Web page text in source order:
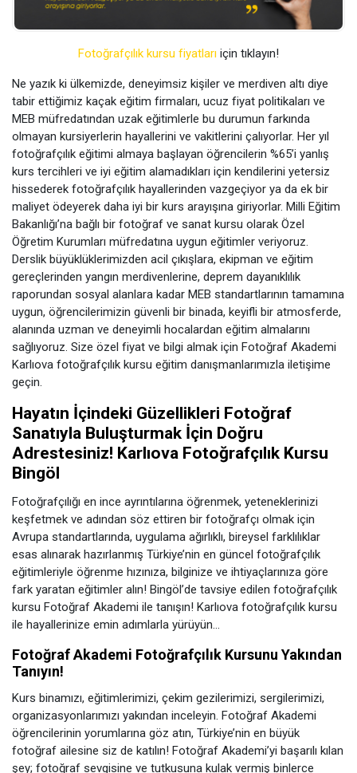
Fotoğrafçılık kursu fiyatları için tıklayın!
Ne yazık ki ülkemizde, deneyimsiz kişiler ve merdiven altı diye
tabir ettiğimiz kaçak eğitim firmaları, ucuz fiyat politikaları ve
MEB müfredatından uzak eğitimlerle bu durumun farkında
olmayan kursiyerlerin hayallerini ve vakitlerini çalıyorlar. Her yıl
fotoğrafçılık eğitimi almaya başlayan öğrencilerin %65’i yanlış
kurs tercihleri ve iyi eğitim alamadıkları için kendilerini yetersiz
hissederek fotoğrafçılık hayallerinden vazgeçiyor ya da ek bir
maliyet ödeyerek daha iyi bir kurs arayışına giriyorlar. Milli Eğitim
Bakanlığı’na bağlı bir fotoğraf ve sanat kursu olarak Özel
Öğretim Kurumları müfredatına uygun eğitimler veriyoruz.
Derslik büyüklüklerimizden acil çıkışlara, ekipman ve eğitim
gereçlerinden yangın merdivenlerine, deprem dayanıklılık
raporundan sosyal alanlara kadar MEB standartlarının tamamına
uygun, öğrencilerimizin güvenli bir binada, keyifli bir atmosferde,
alanında uzman ve deneyimli hocalardan eğitim almalarını
sağlıyoruz. Size özel fiyat ve bilgi almak için Fotoğraf Akademi
Karlıova fotoğrafçılık kursu eğitim danışmanlarımızla iletişime
geçin.
Hayatın İçindeki Güzellikleri Fotoğraf
Sanatıyla Buluşturmak İçin Doğru
Adrestesiniz! Karlıova Fotoğrafçılık Kursu
Bingöl
Fotoğrafçılığı en ince ayrıntılarına öğrenmek, yeteneklerinizi
keşfetmek ve adından söz ettiren bir fotoğrafçı olmak için
Avrupa standartlarında, uygulama ağırlıklı, bireysel farklılıklar
esas alınarak hazırlanmış Türkiye’nin en güncel fotoğrafçılık
eğitimleriyle öğrenme hızınıza, bilginize ve ihtiyaçlarınıza göre
fark yaratan eğitimler alın! Bingöl’de tavsiye edilen fotoğrafçılık
kursu Fotoğraf Akademi ile tanışın! Karlıova fotoğrafçılık kursu
ile hayallerinize emin adımlarla yürüyün…
Fotoğraf Akademi Fotoğrafçılık Kursunu Yakından
Tanıyın!
Kurs binamızı, eğitimlerimizi, çekim gezilerimizi, sergilerimizi,
organizasyonlarımızı yakından inceleyin. Fotoğraf Akademi
öğrencilerinin yorumlarına göz atın, Türkiye’nin en büyük
fotoğraf ailesine siz de katılın! Fotoğraf Akademi’yi başarılı kılan
şey; fotoğraf sevgisine ve tutkusuna kulak vermiş binlerce